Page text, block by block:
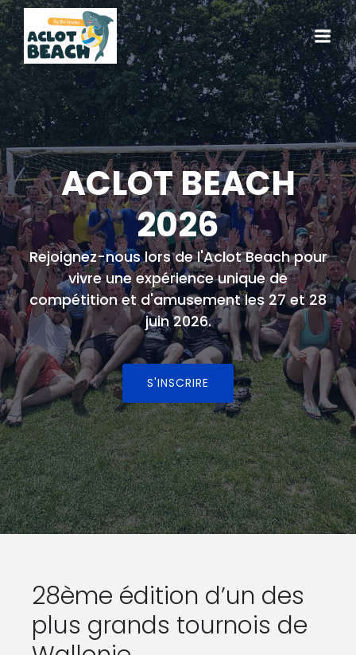
ACLOT BEACH
2026
Rejoignez-nous lors de l'Aclot Beach pour
vivre une expérience unique de
compétition et d'amusement les 27 et 28
juin 2026.
S'INSCRIRE
28ème édition d’un des
plus grands tournois de